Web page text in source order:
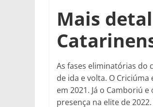
Mais
As fases eliminatórias do
de ida e volta. O
em 2021. Já o Camboriú
presença na elite de